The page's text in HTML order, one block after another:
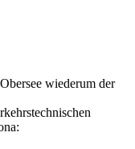
wiederum der